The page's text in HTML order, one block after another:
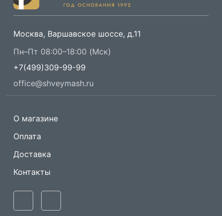
Москва, Варшавское шоссе, д.11
Пн–Пт 08:00–18:00 (Мск)
+7(499)309-99-99
office@shveymash.ru
О магазине
Оплата
Доставка
Контакты